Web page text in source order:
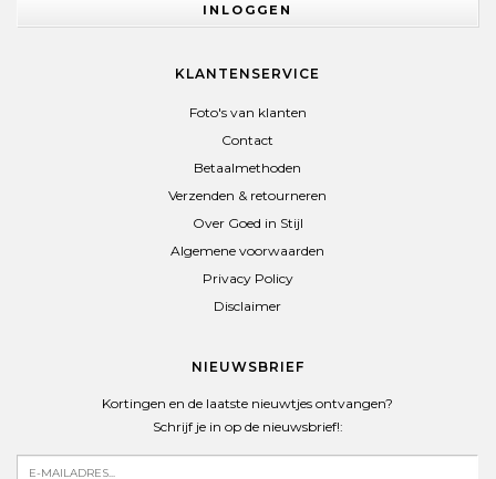
INLOGGEN
KLANTENSERVICE
Foto's van klanten
Contact
Betaalmethoden
Verzenden & retourneren
Over Goed in Stijl
Algemene voorwaarden
Privacy Policy
Disclaimer
NIEUWSBRIEF
Kortingen en de laatste nieuwtjes ontvangen?
Schrijf je in op de nieuwsbrief!: